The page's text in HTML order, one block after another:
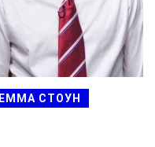
ЕММА СТОУН